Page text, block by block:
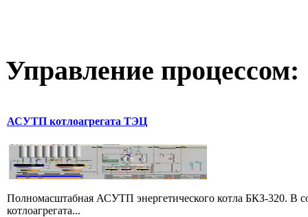
Управление процессом:
АСУТП котлоагрегата ТЭЦ
Полномасштабная АСУТП энергетического котла БКЗ-320. В
котлоагрегата...